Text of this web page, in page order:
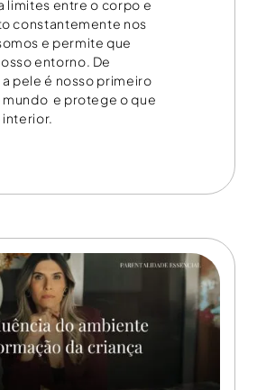
limites entre o corpo e
constantemente nos
e permite que
entorno. De
pele é nosso primeiro
e protege o que
interior.